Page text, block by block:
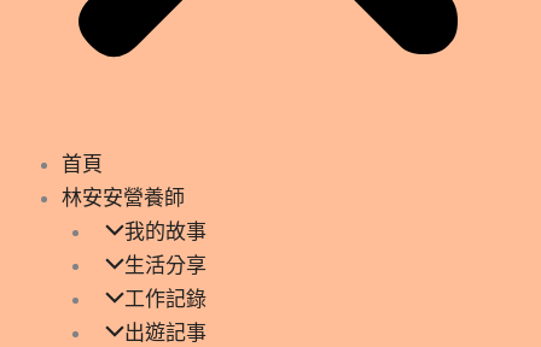
首頁
林安安營養師
我的故事
生活分享
工作記錄
出遊記事